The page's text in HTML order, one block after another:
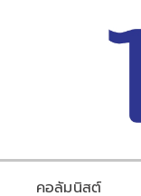
คอลัมนิสต์